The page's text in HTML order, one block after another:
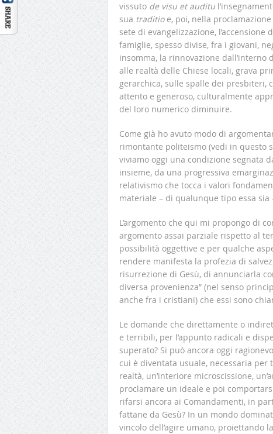
vissuto de visu et auditu
sua traditioe, poi, nella
sete di evangelizzazione,
famiglie, spesso divise, fra i giovani,
insomma, la rinnovazione
alle realtà delle Chiese locali, grava
gerarchica, sulle spalle dei presbiteri,
attento e generoso, culturalmente
del loro numerico diminuire.
Come già ho avuto modo di
rimontante politeismo (vedi in questo
viviamo oggi una condizione segnata
insieme, da una progressiva
relativismo che tocca i valori
materiale – di qualunque tipo essa sia
L’argomento che qui mi propongo di
argomento assai parziale rispetto al
possibilità oggettive e per qualche
rendere manifesta la profezia di
risurrezione di Gesù, di annunciarla
diversa provenienza” (nel senso
anche fra i cristiani) che essi sono
Le domande che direttamente o
e terribili, per l’appunto radicali e
superato? Si può ancora oggi
cui è diventata usuale, necessaria per
realtà, un’interiore microscissione,
proclamare un ideale e poi
rifarsi ancora ai Comandamenti, in
fattane da Gesù? In un mondo
vincolo dell’agire umano, proiettando